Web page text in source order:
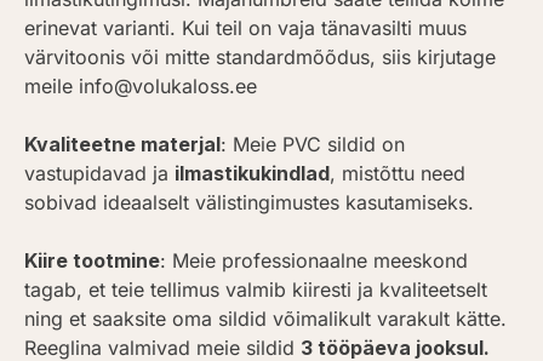
erinevat varianti. Kui teil on vaja tänavasilti muus
värvitoonis või mitte standardmõõdus, siis kirjutage
meile info@volukaloss.ee
Kvaliteetne materjal: Meie PVC sildid on
vastupidavad ja ilmastikukindlad, mistõttu need
sobivad ideaalselt välistingimustes kasutamiseks.
Kiire tootmine: Meie professionaalne meeskond
tagab, et teie tellimus valmib kiiresti ja kvaliteetselt
ning et saaksite oma sildid võimalikult varakult kätte.
Reeglina valmivad meie sildid 3 tööpäeva jooksul.